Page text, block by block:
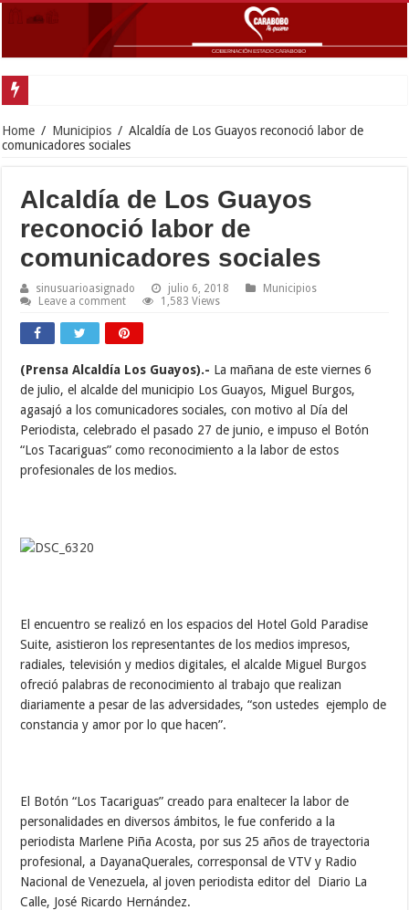
Home / Municipios / Alcaldía de Los Guayos reconoció labor de
comunicadores sociales
Alcaldía de Los Guayos
reconoció labor de
comunicadores sociales
sinusuarioasignado julio 6, 2018
Municipios
Leave a comment
1,583 Views
(Prensa Alcaldía Los Guayos).- La mañana de este viernes 6
de julio, el alcalde del municipio Los Guayos, Miguel Burgos,
agasajó a los comunicadores sociales, con motivo al Día del
Periodista, celebrado el pasado 27 de junio, e impuso el Botón
“Los Tacariguas” como reconocimiento a la labor de estos
profesionales de los medios.
El encuentro se realizó en los espacios del Hotel Gold Paradise
Suite, asistieron los representantes de los medios impresos,
radiales, televisión y medios digitales, el alcalde Miguel Burgos
ofreció palabras de reconocimiento al trabajo que realizan
diariamente a pesar de las adversidades, “son ustedes ejemplo de
constancia y amor por lo que hacen”.
El Botón “Los Tacariguas” creado para enaltecer la labor de
personalidades en diversos ámbitos, le fue conferido a la
periodista Marlene Piña Acosta, por sus 25 años de trayectoria
profesional, a DayanaQuerales, corresponsal de VTV y Radio
Nacional de Venezuela, al joven periodista editor del Diario La
Calle, José Ricardo Hernández.